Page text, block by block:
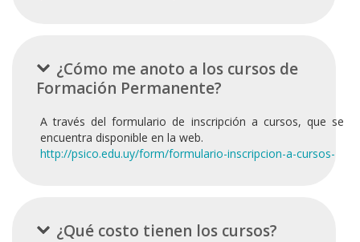
¿Cómo me anoto a los cursos de
Formación Permanente?
A través del formulario de inscripción a cursos, que se
encuentra disponible en la web.
http://psico.edu.uy/form/formulario-inscripcion-a-cursos-
¿Qué costo tienen los cursos?